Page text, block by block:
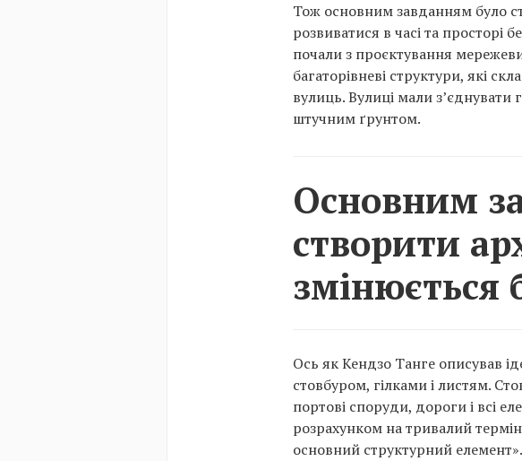
Тож основним завданням було
розвиватися в часі та просторі
почали з проєктування
багаторівневі структури, які
вулиць. Вулиці мали з’єднувати
штучним ґрунтом.
Основним
створити
змінюється
Ось як Кендзо Танге описував
стовбуром, гілками і листям.
портові споруди, дороги і всі
розрахунком на тривалий
основний структурний елемент».